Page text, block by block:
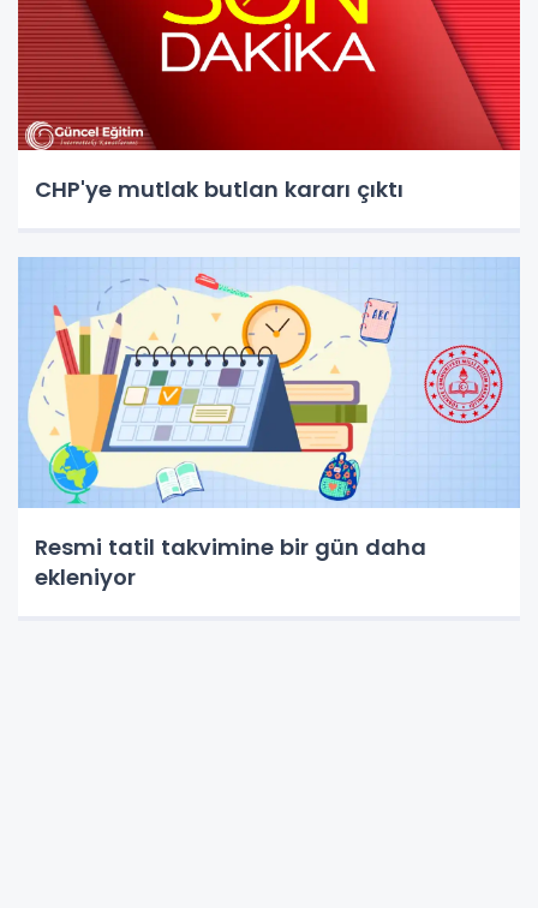
CHP'ye mutlak butlan kararı çıktı
Resmi tatil takvimine bir gün daha
ekleniyor